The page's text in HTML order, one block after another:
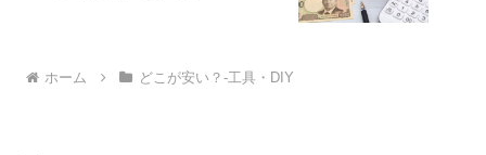
ホーム どこが安い？-工具・DIY